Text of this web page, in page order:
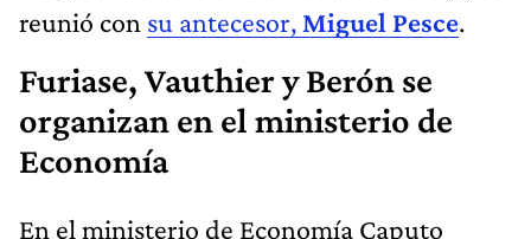
reunió con su antecesor, Miguel Pesce.
Furiase, Vauthier y Berón se
organizan en el ministerio de
Economía
En el ministerio de Economía Caputo